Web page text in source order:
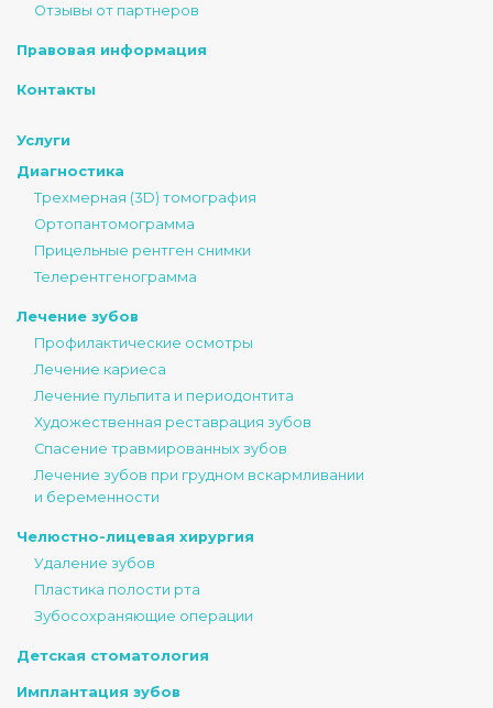
Отзывы от партнеров
Правовая информация
Контакты
Услуги
Диагностика
Трехмерная (3D) томография
Ортопантомограмма
Прицельные рентген снимки
Телерентгенограмма
Лечение зубов
Профилактические осмотры
Лечение кариеса
Лечение пульпита и периодонтита
Художественная реставрация зубов
Спасение травмированных зубов
Лечение зубов при грудном вскармливании
и беременности
Челюстно-лицевая хирургия
Удаление зубов
Пластика полости рта
Зубосохраняющие операции
Детская стоматология
Имплантация зубов